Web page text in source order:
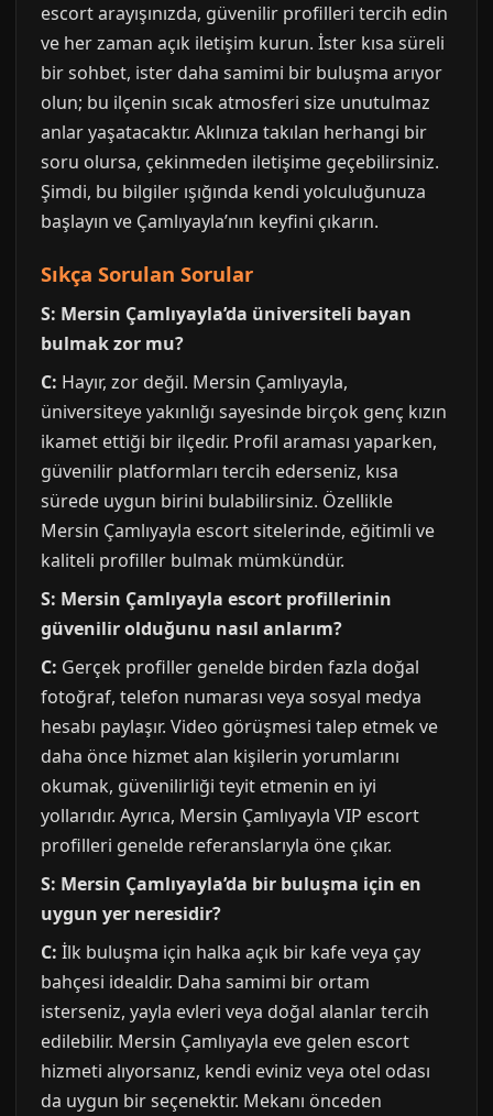
escort arayışınızda, güvenilir profilleri tercih edin
ve her zaman açık iletişim kurun. İster kısa süreli
bir sohbet, ister daha samimi bir buluşma arıyor
olun; bu ilçenin sıcak atmosferi size unutulmaz
anlar yaşatacaktır. Aklınıza takılan herhangi bir
soru olursa, çekinmeden iletişime geçebilirsiniz.
Şimdi, bu bilgiler ışığında kendi yolculuğunuza
başlayın ve Çamlıyayla’nın keyfini çıkarın.
Sıkça Sorulan Sorular
S: Mersin Çamlıyayla’da üniversiteli bayan
bulmak zor mu?
C: Hayır, zor değil. Mersin Çamlıyayla,
üniversiteye yakınlığı sayesinde birçok genç kızın
ikamet ettiği bir ilçedir. Profil araması yaparken,
güvenilir platformları tercih ederseniz, kısa
sürede uygun birini bulabilirsiniz. Özellikle
Mersin Çamlıyayla escort sitelerinde, eğitimli ve
kaliteli profiller bulmak mümkündür.
S: Mersin Çamlıyayla escort profillerinin
güvenilir olduğunu nasıl anlarım?
C: Gerçek profiller genelde birden fazla doğal
fotoğraf, telefon numarası veya sosyal medya
hesabı paylaşır. Video görüşmesi talep etmek ve
daha önce hizmet alan kişilerin yorumlarını
okumak, güvenilirliği teyit etmenin en iyi
yollarıdır. Ayrıca, Mersin Çamlıyayla VIP escort
profilleri genelde referanslarıyla öne çıkar.
S: Mersin Çamlıyayla’da bir buluşma için en
uygun yer neresidir?
C: İlk buluşma için halka açık bir kafe veya çay
bahçesi idealdir. Daha samimi bir ortam
isterseniz, yayla evleri veya doğal alanlar tercih
edilebilir. Mersin Çamlıyayla eve gelen escort
hizmeti alıyorsanız, kendi eviniz veya otel odası
da uygun bir seçenektir. Mekanı önceden